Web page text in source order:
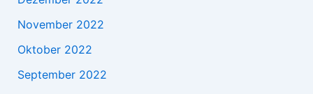
November 2022
Oktober 2022
September 2022